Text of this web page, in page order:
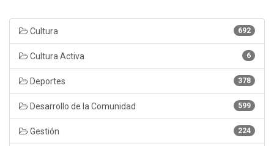
692
Cultura
6
Cultura Activa
378
Deportes
599
Desarrollo de la Comunidad
224
Gestión